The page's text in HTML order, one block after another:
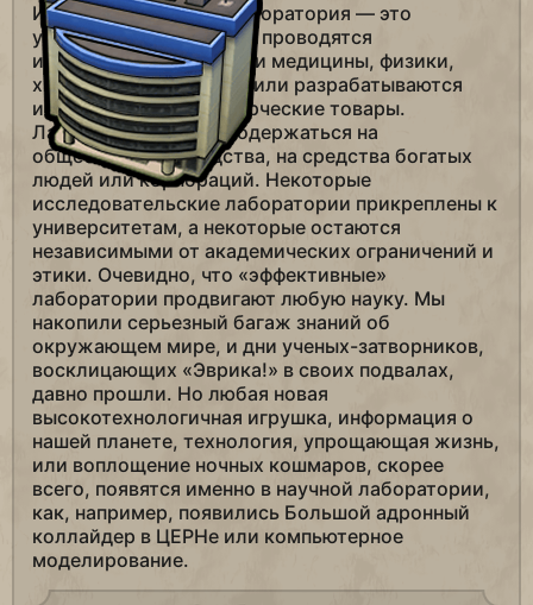
Исследовательская лаборатория — это
учреждение, в котором проводятся
исследования в области медицины, физики,
химии, робототехники или разрабатываются
инновационные коммерческие товары.
Лаборатории могут содержаться на
общественные средства, на средства богатых
людей или корпораций. Некоторые
исследовательские лаборатории прикреплены к
университетам, а некоторые остаются
независимыми от академических ограничений и
этики. Очевидно, что «эффективные»
лаборатории продвигают любую науку. Мы
накопили серьезный багаж знаний об
окружающем мире, и дни ученых-затворников,
восклицающих «Эврика!» в своих подвалах,
давно прошли. Но любая новая
высокотехнологичная игрушка, информация о
нашей планете, технология, упрощающая жизнь,
или воплощение ночных кошмаров, скорее
всего, появятся именно в научной лаборатории,
как, например, появились Большой адронный
коллайдер в ЦЕРНе или компьютерное
моделирование.